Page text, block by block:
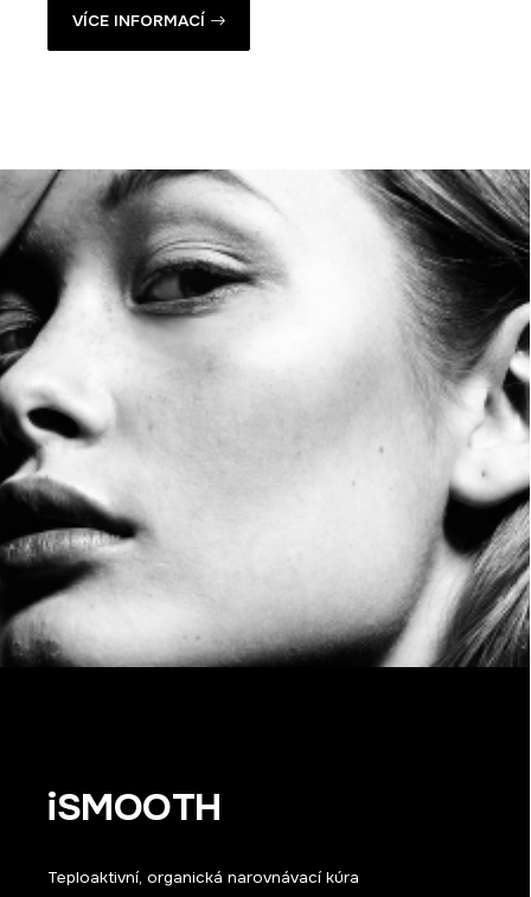
VÍCE INFORMACÍ
iSMOOTH
Teploaktivní, organická narovnávací kúra